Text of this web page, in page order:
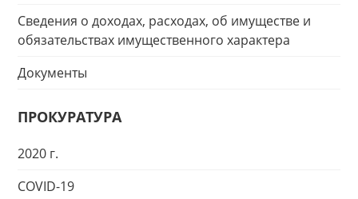
Сведения о доходах, расходах, об имуществе и
обязательствах имущественного характера
Документы
ПРОКУРАТУРА
2020 г.
COVID-19